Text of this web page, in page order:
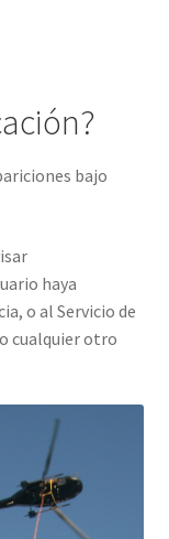
bajo
haya
o al Servicio de
cualquier otro